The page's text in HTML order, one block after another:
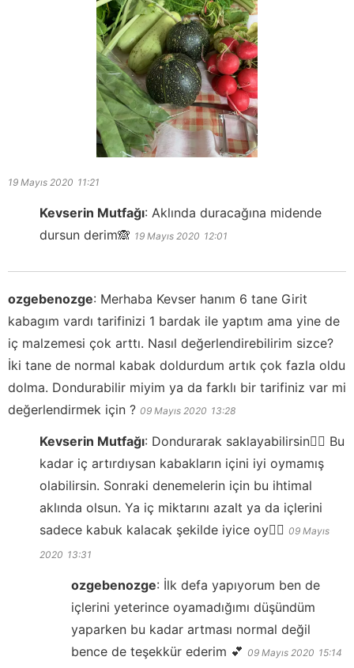
19 Mayıs 2020 11:21
Kevserin Mutfağı: Aklında duracağına midende
dursun derim🙈 19 Mayıs 2020 12:01
ozgebenozge: Merhaba Kevser hanım 6 tane Girit
kabagım vardı tarifinizi 1 bardak ile yaptım ama yine de
iç malzemesi çok arttı. Nasıl değerlendirebilirim sizce?
İki tane de normal kabak doldurdum artık çok fazla oldu
dolma. Dondurabilir miyim ya da farklı bir tarifiniz var mi
değerlendirmek için ? 09 Mayıs 2020 13:28
Kevserin Mutfağı: Dondurarak saklayabilirsin👍🏻 Bu
kadar iç artırdıysan kabakların içini iyi oymamış
olabilirsin. Sonraki denemelerin için bu ihtimal
aklında olsun. Ya iç miktarını azalt ya da içlerini
sadece kabuk kalacak şekilde iyice oy👍🏻 09 Mayıs
2020 13:31
ozgebenozge: İlk defa yapıyorum ben de
içlerini yeterince oyamadığımı düşündüm
yaparken bu kadar artması normal değil
bence de teşekkür ederim 💕 09 Mayıs 2020 15:14